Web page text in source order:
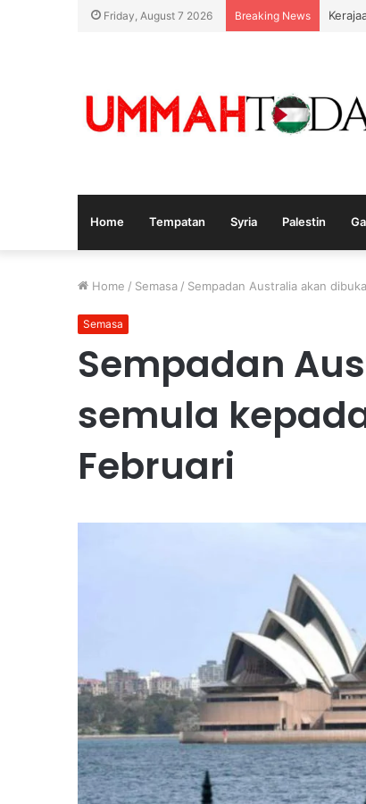
Friday, August 7 2026 Breaking News
Home Tempatan Syria Palestin
Home / Semasa / Sempadan Australia akan
Semasa
Sempadan
semula
Februari